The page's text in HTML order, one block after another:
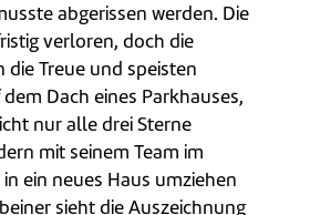
abgerissen werden. Die
verloren, doch die
die Treue und speisten
Dach eines Parkhauses,
nur alle drei Sterne
mit seinem Team im
ein neues Haus umziehen
sieht die Auszeichnung